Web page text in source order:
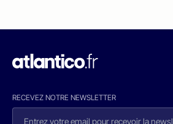
RECEVEZ NOTRE NEWSLETTER